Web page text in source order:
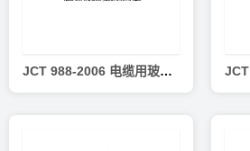
JCT 988-2006 电缆用玻璃钢保护管